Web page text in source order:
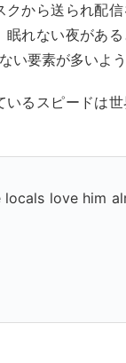
から送られ配
れない夜がある
い要素が多いよう
るスピードは
love him